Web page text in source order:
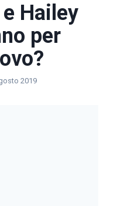
Hailey
per
2019